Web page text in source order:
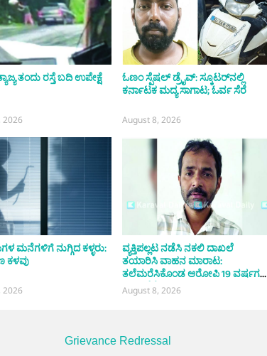
ತಂದು ರಸ್ತೆ ಬದಿ ಉಪೇಕ್ಷೆ
2026
ಓಣಂ ಸ್ಪೆಷಲ್ ಡ್ರೈವ್: ಸ್ಕೂಟರ್‌ನಲ್ಲಿ
ಕರ್ನಾಟಕ ಮದ್ಯ ಸಾಗಾಟ; ಓರ್ವ ಸೆರೆ
August 8, 2026
ಮನೆಗಳಿಗೆ ನುಗ್ಗಿದ ಕಳ್ಳರು:
ಕಳವು
2026
ವ್ಯಕ್ತಿಪಲ್ಲಟ ನಡೆಸಿ ನಕಲಿ ದಾಖಲೆ
ತಯಾರಿಸಿ ವಾಹನ ಮಾರಾಟ:
ತಲೆಮರೆಸಿಕೊಂಡ ಆರೋಪಿ 19 ವರ್ಷಗಳ
ಬಳಿಕ ಸೆರೆ
August 8, 2026
Grievance Redressal